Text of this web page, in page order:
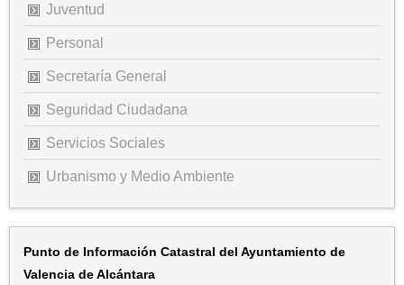
Juventud
Personal
Secretaría General
Seguridad Ciudadana
Servicios Sociales
Urbanismo y Medio Ambiente
Punto de Información Catastral del Ayuntamiento de
Valencia de Alcántara